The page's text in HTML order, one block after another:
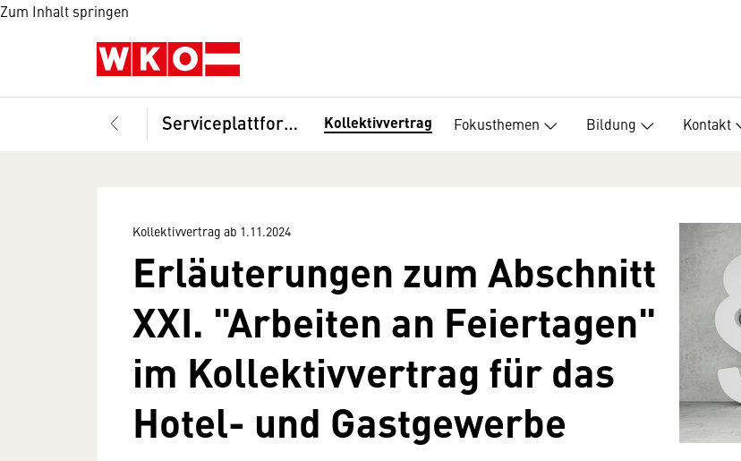
Zum Inhalt springen
Serviceplattform Gastronomie-Hotellerie Kollektivvertrag Fokusthemen Bildung Kontakt
Kollektivvertrag ab 1.11.2024
Erläuterungen zum Abschnitt
XXI. "Arbeiten an Feiertagen"
im Kollektivvertrag für das
Hotel- und Gastgewerbe